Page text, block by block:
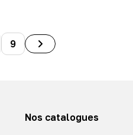
9
Nos catalogues